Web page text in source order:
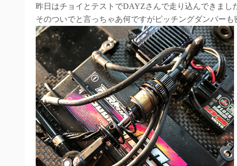
昨日はチョイとテストでDAYZさんで走り込んできまし
そのついでと言っちゃあ何ですがピッチングダンパーも